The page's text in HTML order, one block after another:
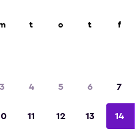
uthyrningsföretag på över
t o t f
3 4 5 6 7
11 12 13 14